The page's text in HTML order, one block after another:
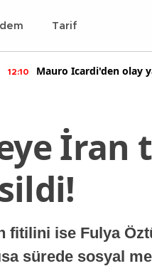
Tarif
12:10
Mauro Icardi'den olay
İran
fitilini ise Fulya
sürede sosyal